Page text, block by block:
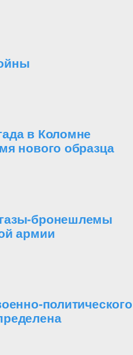
в Коломне
нового образца
бронешлемы
армии
политического